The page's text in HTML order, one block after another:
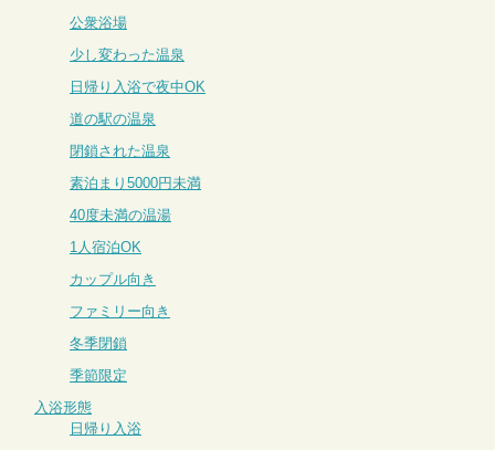
公衆浴場
少し変わった温泉
日帰り入浴で夜中OK
道の駅の温泉
閉鎖された温泉
素泊まり5000円未満
40度未満の温湯
1人宿泊OK
カップル向き
ファミリー向き
冬季閉鎖
季節限定
入浴形態
日帰り入浴